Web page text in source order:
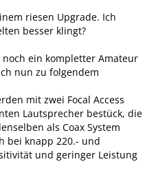
riesen Upgrade. Ich
besser klingt?
noch ein kompletter Amateur
nun zu folgendem
mit zwei Focal Access
Lautsprecher bestück, die
als Coax System
bei knapp 220.- und
und geringer Leistung